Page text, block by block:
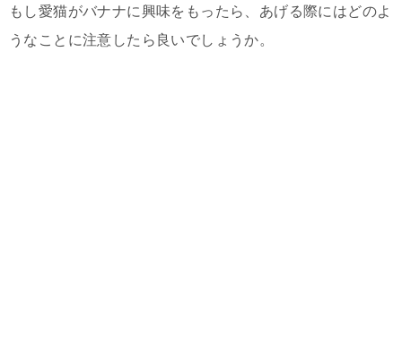
もし愛猫がバナナに興味をもったら、あげる際にはどのよ
うなことに注意したら良いでしょうか。